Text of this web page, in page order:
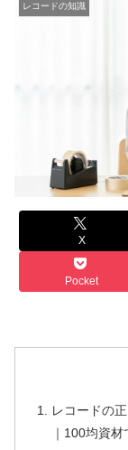
レコードの知識
X
Pocket
レコードの
｜100均資